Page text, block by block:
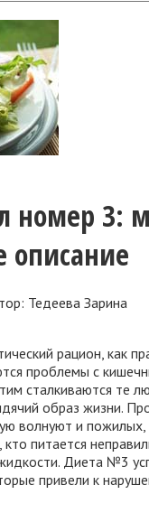
номер 3:
описание
Тедеева Зарина
рацион, как
проблемы с
сталкиваются те
образ жизни.
волнуют и пожилых,
кто питается
Диета №3
привели к